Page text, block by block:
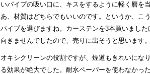
いパイプの吸い口に、キスをするように軽く唇を
あ、材質はどちらでもいいのです。というか、こ
パイプを選びますね。カーステンを3本買いまし
向きませんでしたので、売りに出そうと思います
オキシクリーンの役割ですが、煙道もきれいにな
る効果が絶大でした。耐水ペーパーを使わなかっ